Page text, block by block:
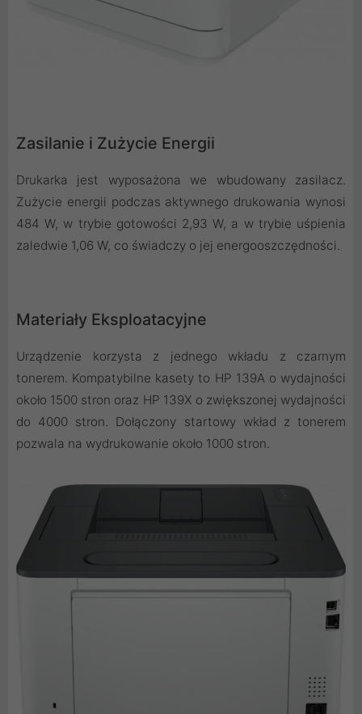
Zasilanie i Zużycie Energii
Drukarka jest wyposażona we wbudowany zasilacz.
Zużycie energii podczas aktywnego drukowania wynosi
484 W, w trybie gotowości 2,93 W, a w trybie uśpienia
zaledwie 1,06 W, co świadczy o jej energooszczędności.
Materiały Eksploatacyjne
Urządzenie korzysta z jednego wkładu z czarnym
tonerem. Kompatybilne kasety to HP 139A o wydajności
około 1500 stron oraz HP 139X o zwiększonej wydajności
do 4000 stron. Dołączony startowy wkład z tonerem
pozwala na wydrukowanie około 1000 stron.